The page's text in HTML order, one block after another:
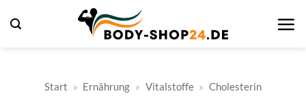
Inhalt
Start » Ernährung » Vitalstoffe » Cholesterin